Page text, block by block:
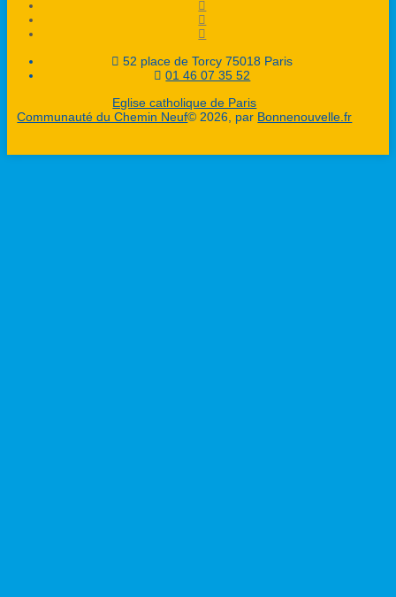
52 place de Torcy 75018 Paris
01 46 07 35 52
Eglise catholique de Paris
Communauté du Chemin Neuf© 2026, par Bonnenouvelle.fr